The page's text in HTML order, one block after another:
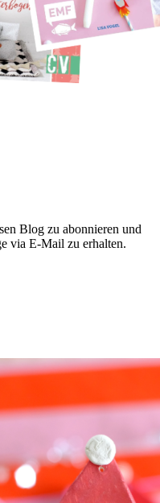
Blog zu abonnieren und
via E-Mail zu erhalten.